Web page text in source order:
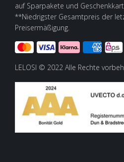
auf Sparpakete und
**Niedrigster Gesamtpreis der
Preisermäßigung.
LELOSI © 2022 Alle Rechte